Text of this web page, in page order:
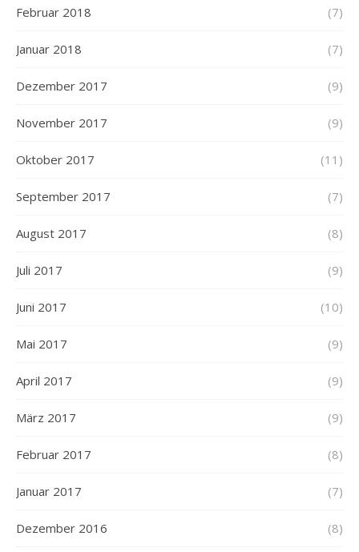
Februar 2018 (7)
Januar 2018 (7)
Dezember 2017 (9)
November 2017 (9)
Oktober 2017 (11)
September 2017 (7)
August 2017 (8)
Juli 2017 (9)
Juni 2017 (10)
Mai 2017 (9)
April 2017 (9)
März 2017 (9)
Februar 2017 (8)
Januar 2017 (7)
Dezember 2016 (8)